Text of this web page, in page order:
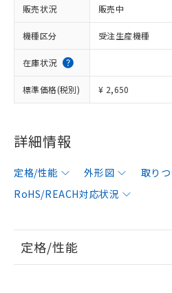
販売状況 販売中
機種区分 受注生産機種
在庫状況
標準価格(税別) ¥ 2,650
詳細情報
定格/性能 外形図 取り
RoHS/REACH対応状況
定格/性能